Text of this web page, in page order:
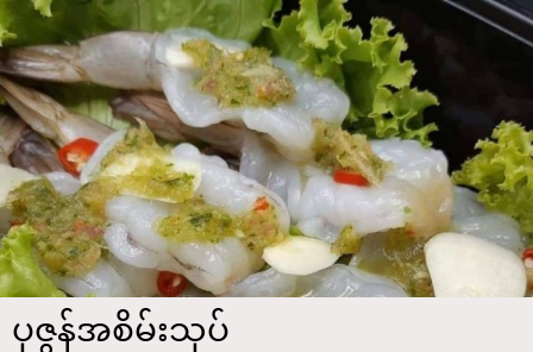
ပုဇွန်အစိမ်းသုပ်